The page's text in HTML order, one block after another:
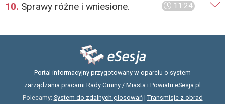
11:24
10. Sprawy różne i wniesione.
Portal informacyjny przygotowany w oparciu o system
zarządzania pracami Rady Gminy / Miasta i Powiatu eSesja.pl
Polecamy: System do zdalnych głosowań| Transmisje z obrad